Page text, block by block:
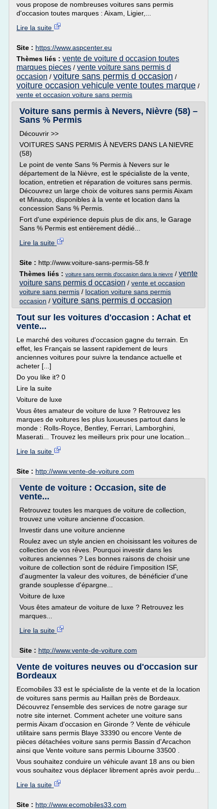
vous propose de nombreuses voitures sans permis
d'occasion toutes marques : Aixam, Ligier,...
Lire la suite
Site : https://www.aspcenter.eu
Thèmes liés : vente de voiture d occasion toutes
marques pieces / vente voiture sans permis d
occasion / voiture sans permis d occasion /
voiture occasion vehicule vente toutes marque /
vente et occasion voiture sans permis
Voiture sans permis à Nevers, Nièvre (58) –
Sans % Permis
Découvrir >>
VOITURES SANS PERMIS À NEVERS DANS LA NIEVRE
(58)
Le point de vente Sans % Permis à Nevers sur le
département de la Nièvre, est le spécialiste de la vente,
location, entretien et réparation de voitures sans permis.
Découvrez un large choix de voitures sans permis Aixam
et Minauto, disponibles à la vente et location dans la
concession Sans % Permis.
Fort d'une expérience depuis plus de dix ans, le Garage
Sans % Permis est entièrement dédié...
Lire la suite
Site : http://www.voiture-sans-permis-58.fr
Thèmes liés : voiture sans permis d'occasion dans la nievre / vente
voiture sans permis d occasion / vente et occasion
voiture sans permis / location voiture sans permis
occasion / voiture sans permis d occasion
Tout sur les voitures d'occasion : Achat et
vente...
Le marché des voitures d'occasion gagne du terrain. En
effet, les Français se lassent rapidement de leurs
anciennes voitures pour suivre la tendance actuelle et
acheter [...]
Do you like it? 0
Lire la suite
Voiture de luxe
Vous êtes amateur de voiture de luxe ? Retrouvez les
marques de voitures les plus luxueuses partout dans le
monde : Rolls-Royce, Bentley, Ferrari, Lamborghini,
Maserati... Trouvez les meilleurs prix pour une location...
Lire la suite
Site : http://www.vente-de-voiture.com
Vente de voiture : Occasion, site de
vente...
Retrouvez toutes les marques de voiture de collection,
trouvez une voiture ancienne d'occasion.
Investir dans une voiture ancienne
Roulez avec un style ancien en choisissant les voitures de
collection de vos rêves. Pourquoi investir dans les
voitures anciennes ? Les bonnes raisons de choisir une
voiture de collection sont de réduire l'imposition ISF,
d'augmenter la valeur des voitures, de bénéficier d'une
grande souplesse d'épargne...
Voiture de luxe
Vous êtes amateur de voiture de luxe ? Retrouvez les
marques...
Lire la suite
Site : http://www.vente-de-voiture.com
Vente de voitures neuves ou d'occasion sur
Bordeaux
Ecomobiles 33 est le spécialiste de la vente et de la location
de voitures sans permis au Haillan près de Bordeaux.
Découvrez l'ensemble des services de notre garage sur
notre site internet. Comment acheter une voiture sans
permis Aixam d'occasion en Gironde ? Vente de véhicule
utilitaire sans permis Blaye 33390 ou encore Vente de
pièces détachées voiture sans permis Bassin d'Arcachon
ainsi que Vente voiture sans permis Libourne 33500 .
Vous souhaitez conduire un véhicule avant 18 ans ou bien
vous souhaitez vous déplacer librement après avoir perdu...
Lire la suite
Site : http://www.ecomobiles33.com